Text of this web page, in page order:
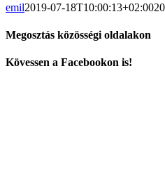
emil2019-07-18T10:00:13+02:00
Megosztás közösségi oldalakon
Facebook
X
Reddit
LinkedIn
WhatsApp
Tumblr
Pinterest
Vk
Email:
Kövessen a Facebookon is!